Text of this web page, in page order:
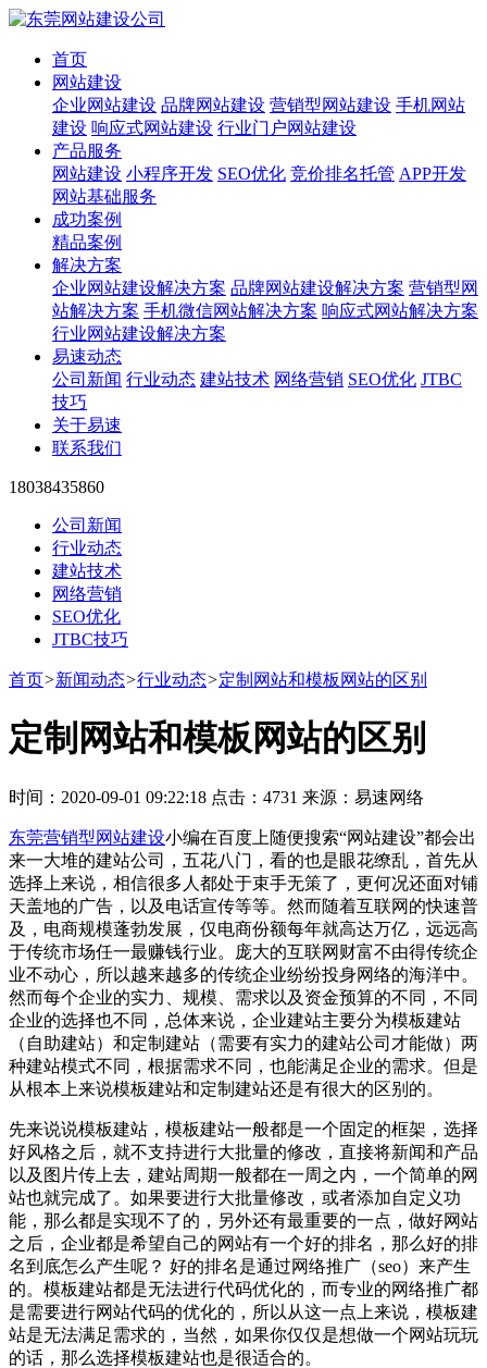
首页
网站建设
企业网站建设 品牌网站建设 营销型网站建设 手机网站
建设 响应式网站建设 行业门户网站建设
产品服务
网站建设 小程序开发 SEO优化 竞价排名托管 APP开发
网站基础服务
成功案例
精品案例
解决方案
企业网站建设解决方案 品牌网站建设解决方案 营销型网
站解决方案 手机微信网站解决方案 响应式网站解决方案
行业网站建设解决方案
易速动态
公司新闻 行业动态 建站技术 网络营销 SEO优化 JTBC
技巧
关于易速
联系我们
18038435860
公司新闻
行业动态
建站技术
网络营销
SEO优化
JTBC技巧
首页>新闻动态>行业动态>定制网站和模板网站的区别
定制网站和模板网站的区别
时间：2020-09-01 09:22:18 点击：4731 来源：易速网络
东莞营销型网站建设小编在百度上随便搜索“网站建设”都会出
来一大堆的建站公司，五花八门，看的也是眼花缭乱，首先从
选择上来说，相信很多人都处于束手无策了，更何况还面对铺
天盖地的广告，以及电话宣传等等。然而随着互联网的快速普
及，电商规模蓬勃发展，仅电商份额每年就高达万亿，远远高
于传统市场任一最赚钱行业。庞大的互联网财富不由得传统企
业不动心，所以越来越多的传统企业纷纷投身网络的海洋中。
然而每个企业的实力、规模、需求以及资金预算的不同，不同
企业的选择也不同，总体来说，企业建站主要分为模板建站
（自助建站）和定制建站（需要有实力的建站公司才能做）两
种建站模式不同，根据需求不同，也能满足企业的需求。但是
从根本上来说模板建站和定制建站还是有很大的区别的。
先来说说模板建站，模板建站一般都是一个固定的框架，选择
好风格之后，就不支持进行大批量的修改，直接将新闻和产品
以及图片传上去，建站周期一般都在一周之内，一个简单的网
站也就完成了。如果要进行大批量修改，或者添加自定义功
能，那么都是实现不了的，另外还有最重要的一点，做好网站
之后，企业都是希望自己的网站有一个好的排名，那么好的排
名到底怎么产生呢？ 好的排名是通过网络推广（seo）来产生
的。模板建站都是无法进行代码优化的，而专业的网络推广都
是需要进行网站代码的优化的，所以从这一点上来说，模板建
站是无法满足需求的，当然，如果你仅仅是想做一个网站玩玩
的话，那么选择模板建站也是很适合的。